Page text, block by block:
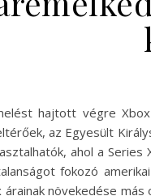
hajtott végre
az Egyesült
ahol a
fokozó
növekedése